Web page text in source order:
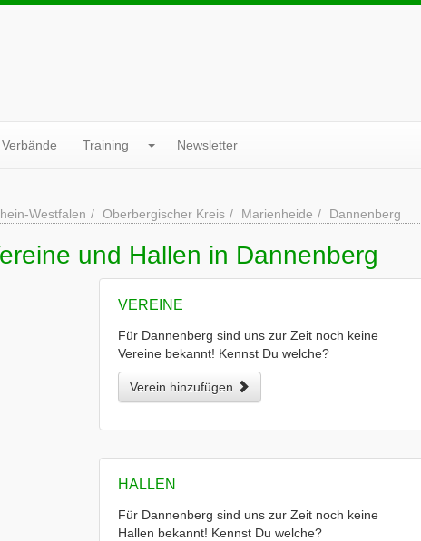
Verbände Training Newsletter
Westfalen Oberbergischer Kreis Marienheide Dannenberg
und Hallen in Dannenberg
VEREINE
Für Dannenberg sind uns zur Zeit noch keine
Vereine bekannt! Kennst Du welche?
Verein hinzufügen
HALLEN
Für Dannenberg sind uns zur Zeit noch keine
Hallen bekannt! Kennst Du welche?